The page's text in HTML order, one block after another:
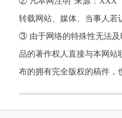
转载网站、媒体、当事人若
③ 由于网络的特殊性无法及
品的著作权人直接与本网站
布的拥有完全版权的稿件，